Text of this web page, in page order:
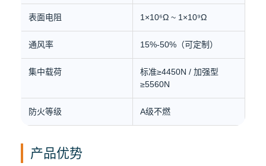
表面电阻 1×10⁶Ω ~ 1×10⁹Ω
通风率 15%-50%（可定制）
集中载荷
标准≥4450N / 加强型
≥5560N
防火等级 A级不燃
产品优势